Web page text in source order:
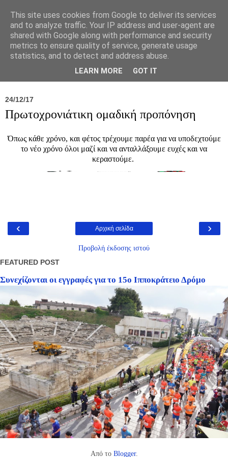
Σύλλογος Ιπποκράτειος
24/12/17
Πρωτοχρονιάτικη ομαδική προπόνηση
Όπως κάθε χρόνο, και φέτος τρέχουμε παρέα για να υποδεχτούμε
το νέο χρόνο όλοι μαζί και να ανταλλάξουμε ευχές και να
κεραστούμε.
‹ ›
Αρχική σελίδα
Προβολή έκδοσης ιστού
FEATURED POST
Συνεχίζονται οι εγγραφές για το 15ο Ιπποκράτειο Δρόμο
Από το Blogger.
This site uses cookies from Google to deliver its services
and to analyze traffic. Your IP address and user-agent are
shared with Google along with performance and security
metrics to ensure quality of service, generate usage
statistics, and to detect and address abuse.
LEARN MORE GOT IT